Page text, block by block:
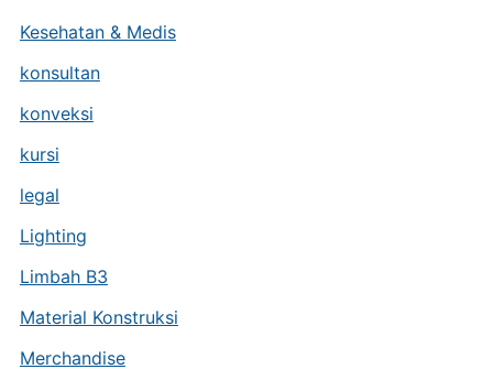
Kesehatan & Medis
konsultan
konveksi
kursi
legal
Lighting
Limbah B3
Material Konstruksi
Merchandise